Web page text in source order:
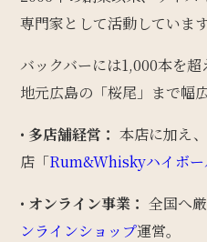
専門家として活動しています
バックバーには1,000本を超
地元広島の「桜尾」まで幅
• 多店舗経営： 本店に加え
店「Rum&Whiskyハイボ
• オンライン事業： 全国へ
ンラインショップ運営。